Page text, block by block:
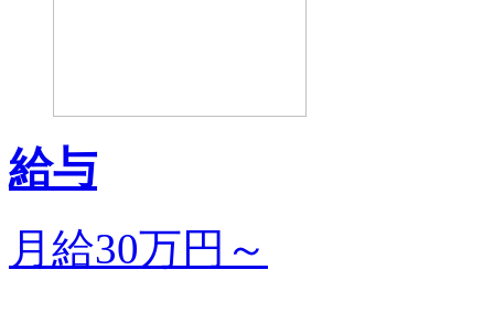
給与
月給30万円～